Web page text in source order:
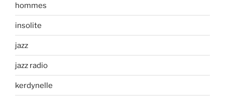
hommes
insolite
jazz
jazz radio
kerdynelle